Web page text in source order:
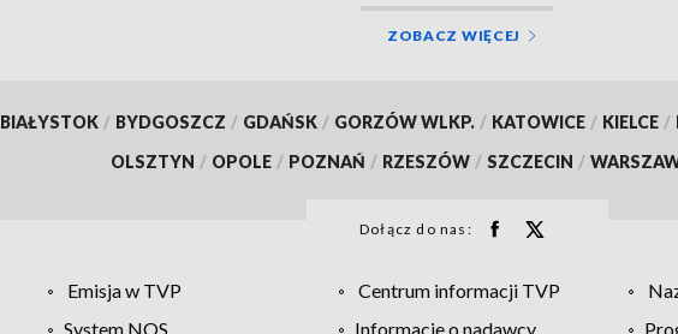
ZOBACZ WIĘCEJ
BIAŁYSTOK / BYDGOSZCZ / GDAŃSK / GORZÓW WLKP. / KATOWICE / KIELCE /
OLSZTYN / OPOLE / POZNAŃ / RZESZÓW / SZCZECIN /
Dołącz do nas:
Emisja w TVP Centrum informacji TVP
System NOS Informacje o nadawcy